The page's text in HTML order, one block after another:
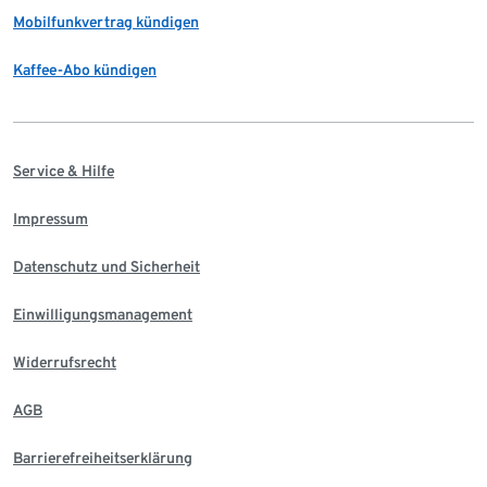
Mobilfunkvertrag kündigen
Kaffee-Abo kündigen
Service & Hilfe
Impressum
Datenschutz und Sicherheit
Einwilligungsmanagement
Widerrufsrecht
AGB
Barrierefreiheitserklärung